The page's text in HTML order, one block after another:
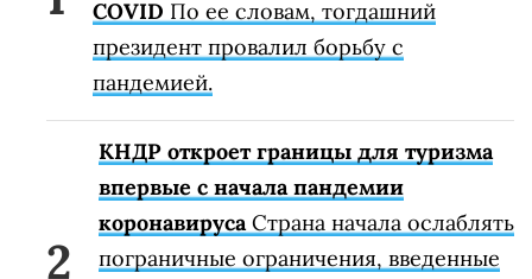
COVID По ее словам, тогдашний
президент провалил борьбу с
пандемией.
КНДР откроет границы для туризма
впервые с начала пандемии
коронавирусаСтрана начала ослаблять
пограничные ограничения, введенные